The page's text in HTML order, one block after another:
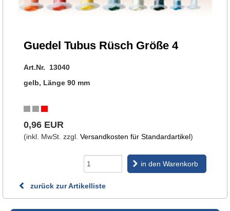
Guedel Tubus Rüsch Größe 4
Art.Nr. 13040
gelb, Länge 90 mm
0,96 EUR
(inkl. MwSt. zzgl. Versandkosten für Standardartikel)
in den Warenkorb
zurück zur Artikelliste